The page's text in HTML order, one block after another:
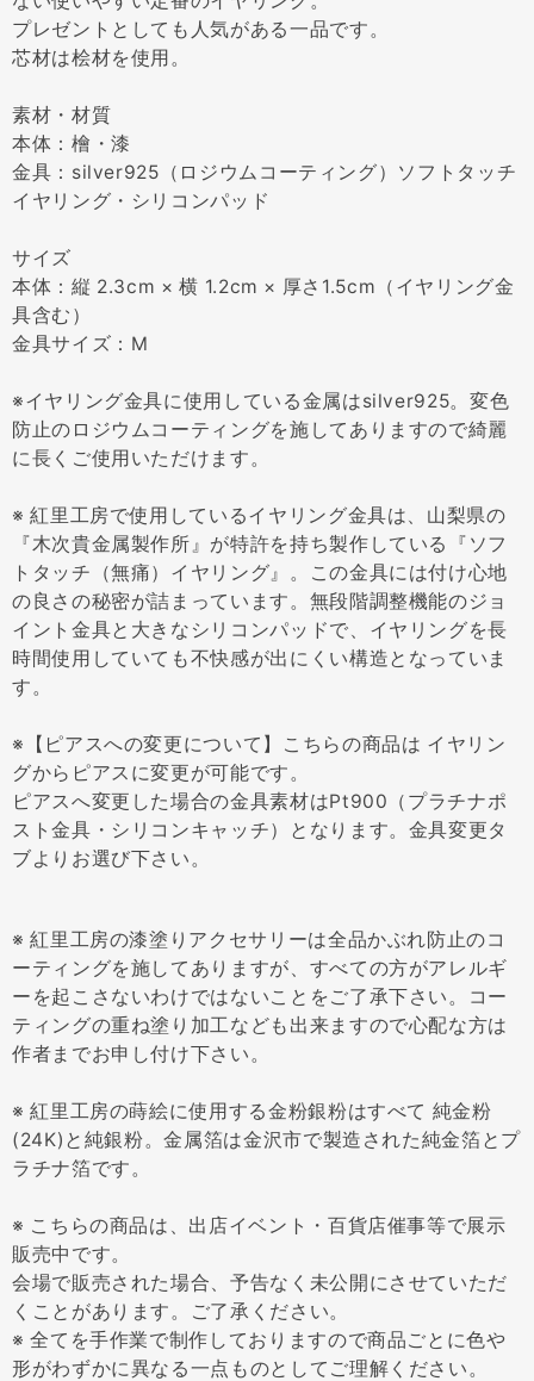
プレゼントとしても人気がある一品です。
芯材は桧材を使用。
素材・材質
本体：檜・漆
金具：silver925（ロジウムコーティング）ソフトタッチ
イヤリング・シリコンパッド
サイズ
本体：縦 2.3cm × 横 1.2cm × 厚さ1.5cm（イヤリング金
具含む）
金具サイズ：M
※イヤリング金具に使用している金属はsilver925。変色
防止のロジウムコーティングを施してありますので綺麗
に長くご使用いただけます。
※ 紅里工房で使用しているイヤリング金具は、山梨県の
『木次貴金属製作所』が特許を持ち製作している『ソフ
トタッチ（無痛）イヤリング』。この金具には付け心地
の良さの秘密が詰まっています。無段階調整機能のジョ
イント金具と大きなシリコンパッドで、イヤリングを長
時間使用していても不快感が出にくい構造となっていま
す。
※【ピアスへの変更について】こちらの商品は イヤリン
グからピアスに変更が可能です。
ピアスへ変更した場合の金具素材はPt900（プラチナポ
スト金具・シリコンキャッチ）となります。金具変更タ
ブよりお選び下さい。
※ 紅里工房の漆塗りアクセサリーは全品かぶれ防止のコ
ーティングを施してありますが、すべての方がアレルギ
ーを起こさないわけではないことをご了承下さい。コー
ティングの重ね塗り加工なども出来ますので心配な方は
作者までお申し付け下さい。
※ 紅里工房の蒔絵に使用する金粉銀粉はすべて 純金粉
(24K)と純銀粉。金属箔は金沢市で製造された純金箔とプ
ラチナ箔です。
※ こちらの商品は、出店イベント・百貨店催事等で展示
販売中です。
会場で販売された場合、予告なく未公開にさせていただ
くことがあります。ご了承ください。
※ 全てを手作業で制作しておりますので商品ごとに色や
形がわずかに異なる一点ものとしてご理解ください。